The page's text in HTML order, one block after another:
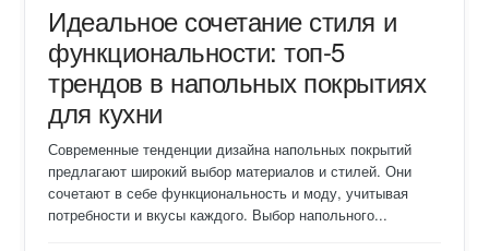
Идеальное сочетание стиля и
функциональности: топ-5
трендов в напольных покрытиях
для кухни
Современные тенденции дизайна напольных покрытий
предлагают широкий выбор материалов и стилей. Они
сочетают в себе функциональность и моду, учитывая
потребности и вкусы каждого. Выбор напольного...